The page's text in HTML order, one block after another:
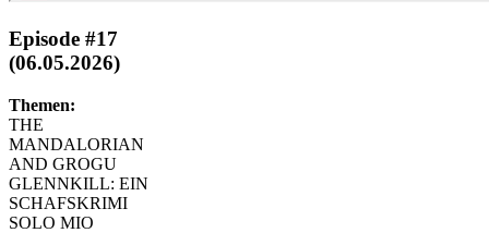
Episode #17
(06.05.2026)
Themen:
THE
MANDALORIAN
AND GROGU
GLENNKILL: EIN
SCHAFSKRIMI
SOLO MIO